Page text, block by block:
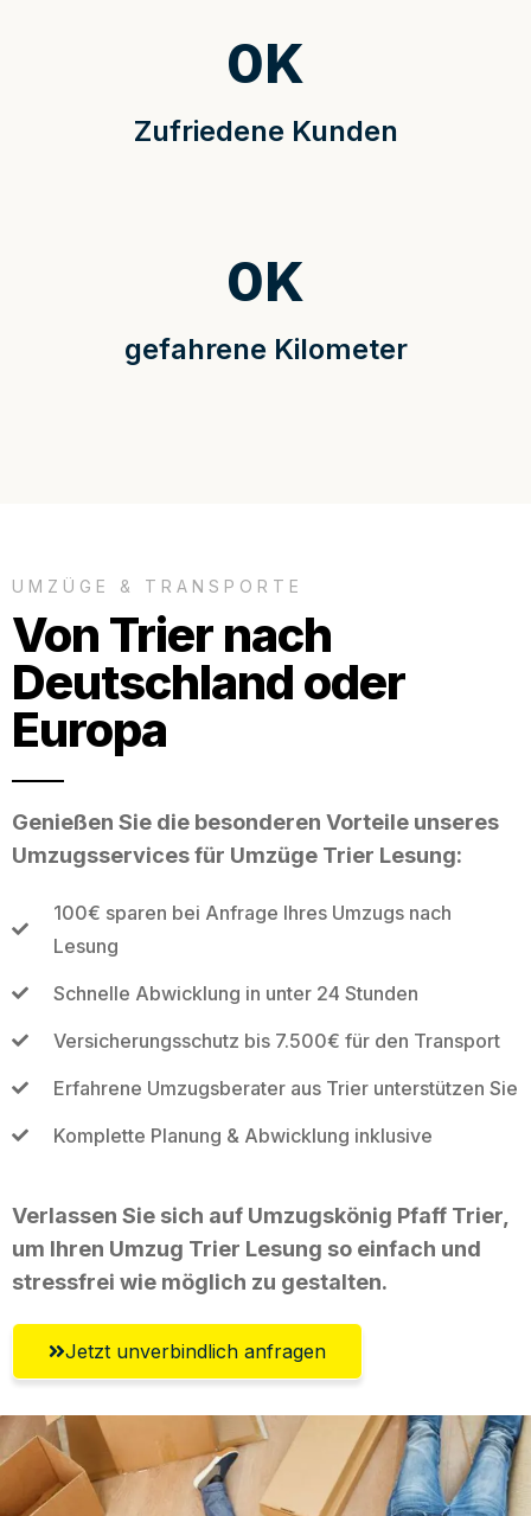
Zufriedene Kunden
0K
gefahrene Kilometer
0K
UMZÜGE & TRANSPORTE
Von Trier nach
Deutschland oder
Europa
Genießen Sie die besonderen Vorteile unseres
Umzugsservices für Umzüge Trier Lesung:
100€ sparen bei Anfrage Ihres Umzugs nach
Lesung
Schnelle Abwicklung in unter 24 Stunden
Versicherungsschutz bis 7.500€ für den Transport
Erfahrene Umzugsberater aus Trier unterstützen Sie
Komplette Planung & Abwicklung inklusive
Verlassen Sie sich auf Umzugskönig Pfaff Trier,
um Ihren Umzug Trier Lesung so einfach und
stressfrei wie möglich zu gestalten.
Jetzt unverbindlich anfragen